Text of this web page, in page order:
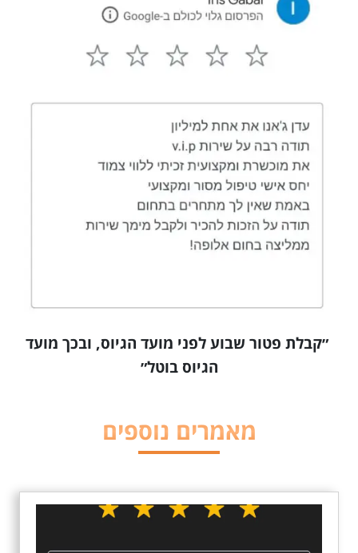
״קבלת פטור שבוע לפני מועד הגיוס, ובכך מועד
הגיוס בוטל״
מאמרים נוספים